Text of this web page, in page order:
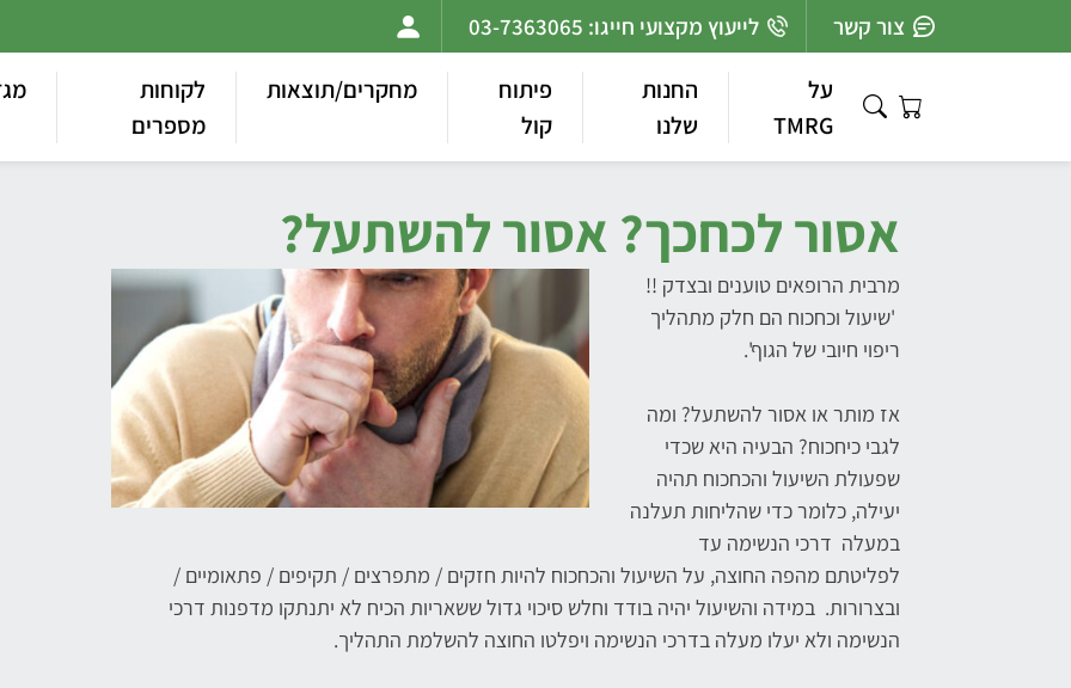
צור קשר לייעוץ מקצועי חייגו: 03-7363065
על
TMRG
החנות
שלנו
פיתוח
קול
מחקרים/תוצאות
לקוחות
מספרים
אסור לכחכך? אסור להשתעל?
מרבית הרופאים טוענים ובצדק !!
'שיעול וכחכוח הם חלק מתהליך
ריפוי חיובי של הגוף'.
אז מותר או אסור להשתעל? ומה
לגבי כיחכוח? הבעיה היא שכדי
שפעולת השיעול והכחכוח תהיה
יעילה, כלומר כדי שהליחות תעלנה
במעלה דרכי הנשימה עד
לפליטתם מהפה החוצה, על השיעול והכחכוח להיות חזקים / מתפרצים / תקיפים / פתאומיים /
ובצרורות. במידה והשיעול יהיה בודד וחלש סיכוי גדול ששאריות הכיח לא יתנתקו מדפנות דרכי
הנשימה ולא יעלו מעלה בדרכי הנשימה ויפלטו החוצה להשלמת התהליך.